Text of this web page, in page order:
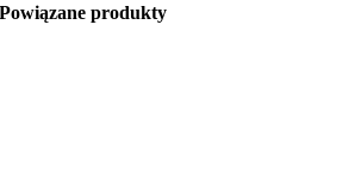
Powiązane produkty